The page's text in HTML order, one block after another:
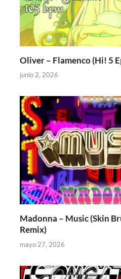
Oliver – Flamenco (Hi! 5
junio 2, 2026
Madonna – Music (Skin
Remix)
mayo 27, 2026